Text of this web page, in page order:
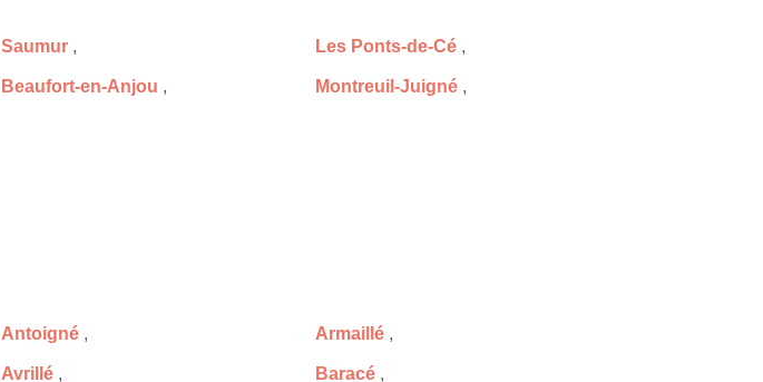
Saumur , Les Ponts-de-Cé ,
Beaufort-en-Anjou , Montreuil-Juigné ,
Antoigné , Armaillé ,
Avrillé , Baracé ,